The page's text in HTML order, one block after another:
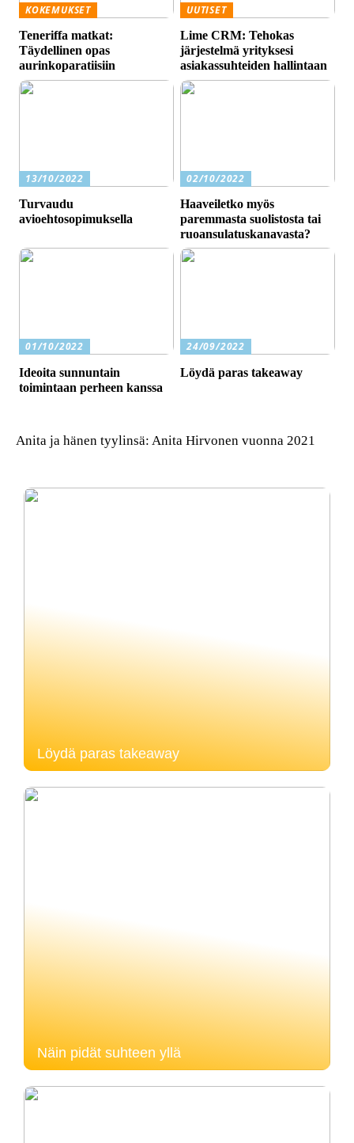
KOKEMUKSET
Teneriffa matkat:
Täydellinen opas
aurinkoparatiisiin
UUTISET
Lime CRM: Tehokas
järjestelmä yrityksesi
asiakassuhteiden hallintaan
13/10/2022
Turvaudu
avioehtosopimuksella
02/10/2022
Haaveiletko myös
paremmasta suolistosta tai
ruoansulatuskanavasta?
01/10/2022
Ideoita sunnuntain
toimintaan perheen kanssa
24/09/2022
Löydä paras takeaway
Anita ja hänen tyylinsä: Anita Hirvonen vuonna 2021
Löydä paras takeaway
Näin pidät suhteen yllä